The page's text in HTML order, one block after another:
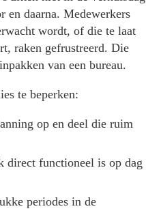
en daarna. Medewerkers
wordt, of die te laat
raken gefrustreerd. Die
van een bureau.
te beperken:
op en deel die ruim
direct functioneel is op dag
periodes in de